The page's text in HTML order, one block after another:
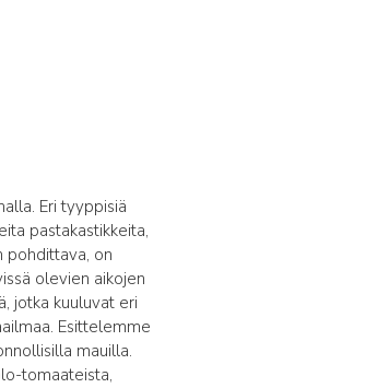
Eri tyyppisiä
pastakastikkeita,
pohdittava, on
olevien aikojen
jotka kuuluvat eri
Esittelemme
mauilla.
tomaateista,